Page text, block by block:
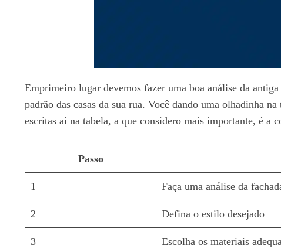
Emprimeiro lugar devemos fazer uma boa análise da
padrão das casas da sua rua. Você dando uma olhadinha
escritas aí na tabela, a que considero mais importante, é a
Passo
1 Faça uma análise da
2 Defina o estilo desejado
3 Escolha os materiais